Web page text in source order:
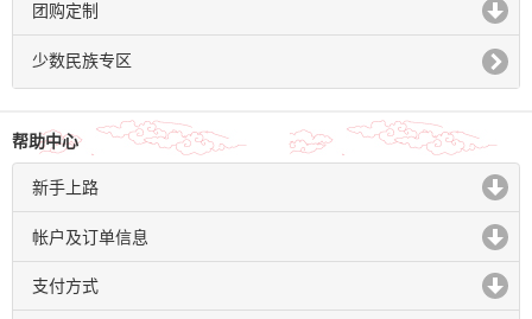
团购定制
click to expand contents
少数民族专区
帮助中心
新手上路
click to expand contents
帐户及订单信息
click to expand contents
支付方式
click to expand contents